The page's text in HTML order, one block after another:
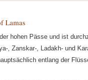
Lamas
hohen Pässe und ist
, Zanskar-, Ladakh- und
entlang der